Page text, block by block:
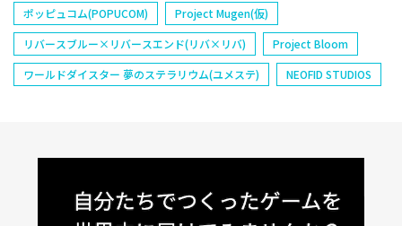
ポッピュコム(POPUCOM)
Project Mugen(仮)
リバースブルー×リバースエンド(リバ×リバ)
Project Bloom
ワールドダイスター 夢のステラリウム(ユメステ)
NEOFID STUDIOS